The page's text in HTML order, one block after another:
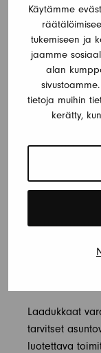
Käytämme
tukemiseen ja
jaamme
alan
tietoja muihin
kerätty,
turvallisesti ja
pidentää
jotka
parhaassa
varmistaminen
VARAOSAT
Laadukkaat
tarvitset
luotettava